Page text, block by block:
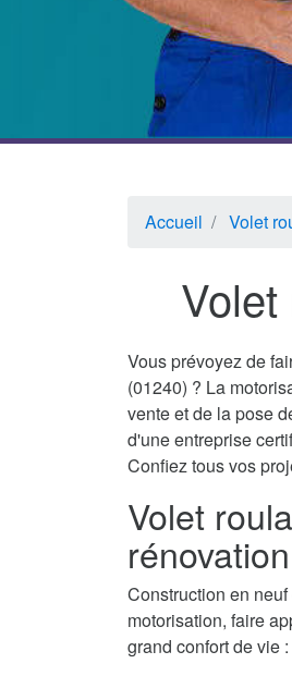
Accueil Volet
Vous prévoyez de
(01240) ? La
vente et de la pose
d'une entreprise
Confiez tous vos
Volet
Construction en
motorisation, faire
grand confort de vie :